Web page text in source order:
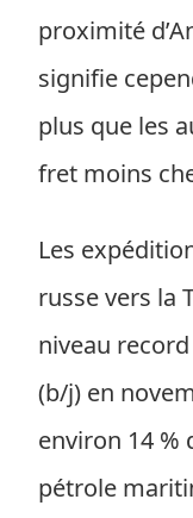
proximité
signifie
plus que les
fret moins
Les
russe vers la
niveau
(b/j) en
environ 14 %
pétrole